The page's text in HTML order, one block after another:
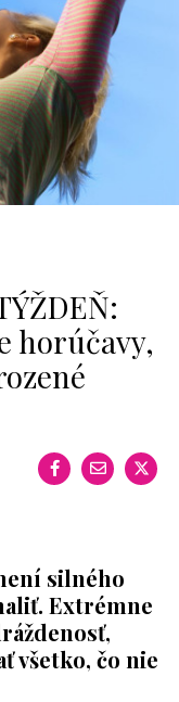
horúčavy,
silného
Extrémne
všetko, čo nie